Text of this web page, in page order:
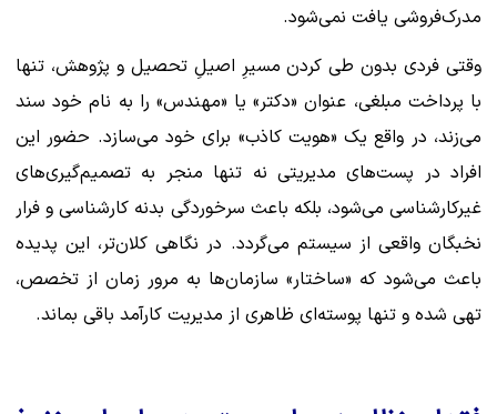
مدرک‌فروشی یافت نمی‌شود.
وقتی فردی بدون طی کردن مسیرِ اصیلِ تحصیل و پژوهش، تنها
با پرداخت مبلغی، عنوان «دکتر» یا «مهندس» را به نام خود سند
می‌زند، در واقع یک «هویت کاذب» برای خود می‌سازد. حضور این
افراد در پست‌های مدیریتی نه تنها منجر به تصمیم‌گیری‌های
غیرکارشناسی می‌شود، بلکه باعث سرخوردگی بدنه کارشناسی و فرار
نخبگان واقعی از سیستم می‌گردد. در نگاهی کلان‌تر، این پدیده
باعث می‌شود که «ساختار» سازمان‌ها به مرور زمان از تخصص،
تهی شده و تنها پوسته‌ای ظاهری از مدیریت کارآمد باقی بماند.